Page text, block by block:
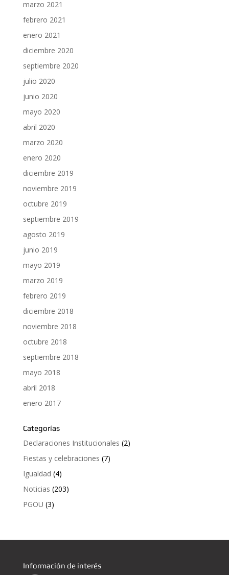
marzo 2021
febrero 2021
enero 2021
diciembre 2020
septiembre 2020
julio 2020
junio 2020
mayo 2020
abril 2020
marzo 2020
enero 2020
diciembre 2019
noviembre 2019
octubre 2019
septiembre 2019
agosto 2019
junio 2019
mayo 2019
marzo 2019
febrero 2019
diciembre 2018
noviembre 2018
octubre 2018
septiembre 2018
mayo 2018
abril 2018
enero 2017
Categorías
Declaraciones Institucionales (2)
Fiestas y celebraciones (7)
Igualdad (4)
Noticias (203)
PGOU (3)
Información de interés